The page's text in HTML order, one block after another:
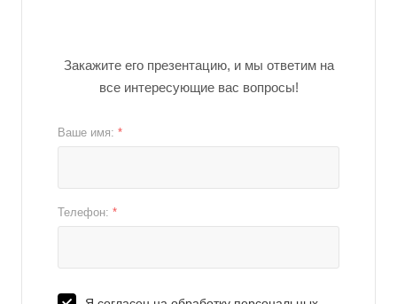
Закажите его презентацию, и мы ответим на
все интересующие вас вопросы!
Ваше имя: *
Телефон: *